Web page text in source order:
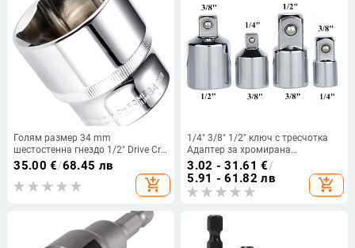
Голям размер 34 mm
шестостенна гнездо 1/2" Drive Cr-
v сплав против ръжда, тресчотка,
гаечен ключ, глава, гнездо за
инструменти за ремонт на
35.00 €/68.45 лв
add_shopping_cart
1/4" 3/8" 1/2" ключ с тресчотка
Адаптер за хромирана
ванадиева втулка Адаптер за
задвижваща муфа
Преобразувател Гаечен ключ
Преобразувател на шарнири
3.02 - 31.61 €/
5.91 - 61.82 лв
add_shopping_cart